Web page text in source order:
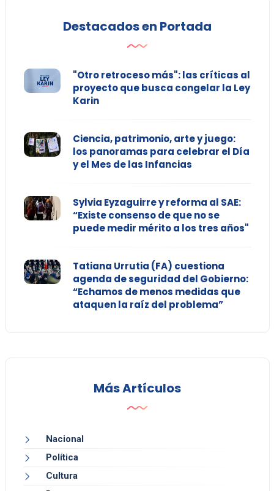
Destacados en Portada
"Otro retroceso más": las críticas al
proyecto que busca congelar la Ley
Karin
Ciencia, patrimonio, arte y juego:
los panoramas para celebrar el Día
y el Mes de las Infancias
Sylvia Eyzaguirre y reforma al SAE:
“Existe consenso de que no se
puede medir mérito a los tres años"
Tatiana Urrutia (FA) cuestiona
agenda de seguridad del Gobierno:
“Echamos de menos medidas que
ataquen la raíz del problema”
Más Artículos
Nacional
Política
Cultura